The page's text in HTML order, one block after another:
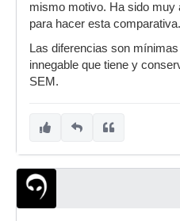
mismo motivo. Ha sido muy
para hacer esta comparativa.
Las diferencias son
innegable que tiene y
SEM.